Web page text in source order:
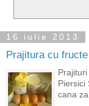
16 iulie 2013
Prajitura cu fructe
Piersici
cana